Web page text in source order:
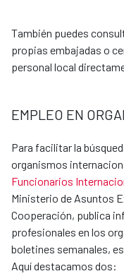
En Madrid, si un
agencia, por sí
prácticas
interesado en
formativa.
Las oficinas de
pueden acoger
peticiones
Unidades de
Consulta por los
escribiendo a
También puedes
propias embajadas o
personal local
EMPLEO EN
Para facilitar la
organismos
Funcionarios
Ministerio de Asuntos
Cooperación, publica
profesionales en los
boletines semanales,
Aquí destacamos dos: